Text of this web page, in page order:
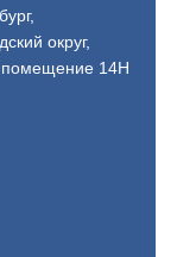
округ,
помещение 14Н